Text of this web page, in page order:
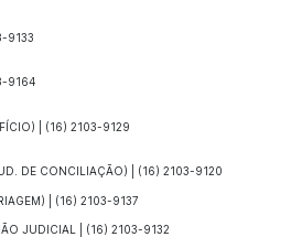
9133
9164
| (16) 2103-9129
DE CONCILIAÇÃO) | (16) 2103-9120
| (16) 2103-9137
JUDICIAL | (16) 2103-9132